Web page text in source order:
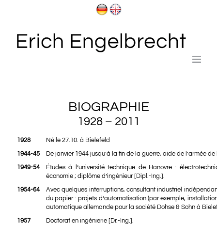
BIOGRAPHIE
1928 – 2011
1928
Né le 27.10. à Bielefeld
1944-45
De janvier 1944 jusqu’à la fin de la guerre, aide de l’armée
1949-54
Études à l’université technique de Hanovre :
économie ; diplôme d’ingénieur [Dipl.-Ing.].
1954-64
Avec quelques interruptions, consultant industriel
du papier : projets d’automatisation (par exemple,
automatique allemande pour la société Dohse & Sohn à
1957
Doctorat en ingénierie [Dr.-Ing.].